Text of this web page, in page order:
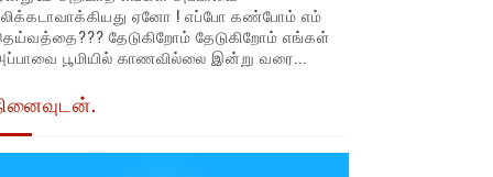
ஏனோ ! எப்போ கண்போம் எம்
தேடுகிறோம் தேடுகிறோம் எங்கள்
பூமியில் காணவில்லை இன்று வரை...